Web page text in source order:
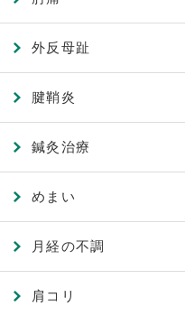
外反母趾
腱鞘炎
鍼灸治療
めまい
月経の不調
肩コリ